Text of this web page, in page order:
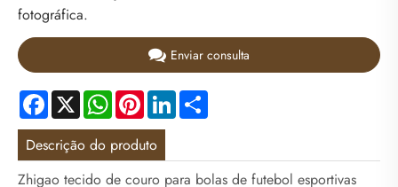
fotográfica.
Enviar consulta
Facebook
X WhatsApp
PinterestLinkedIn
Descrição do produto
Zhigao tecido de couro para bolas de futebol esportivas